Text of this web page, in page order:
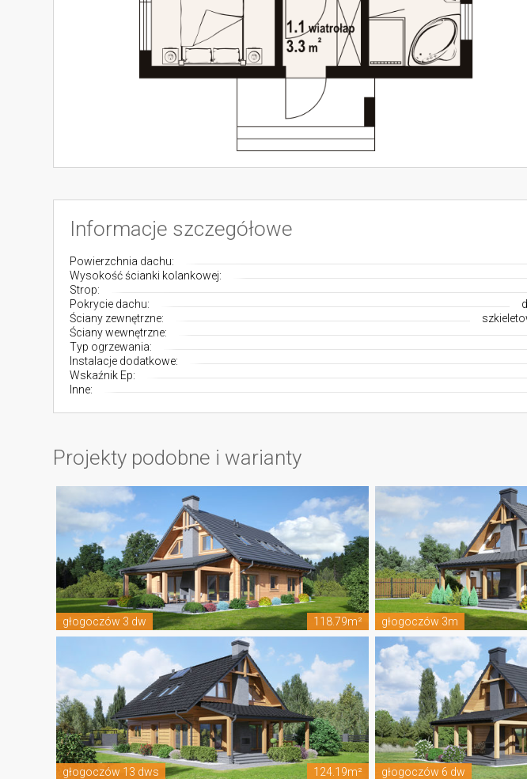
Informacje szczegółowe
Powierzchnia dachu:
Wysokość ścianki kolankowej:
Strop:
Pokrycie dachu:
Ściany zewnętrzne:
Ściany wewnętrzne:
Typ ogrzewania:
Instalacje dodatkowe:
Wskaźnik Ep:
Inne:
Projekty podobne i warianty
głogoczów 3 dw 118.79m² głogoczów 3m
głogoczów 13 dws 124.19m² głogoczów 6 dw